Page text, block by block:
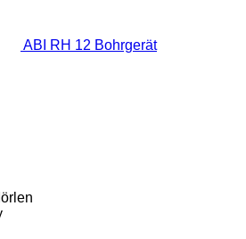
ABI RH 12 Bohrgerät